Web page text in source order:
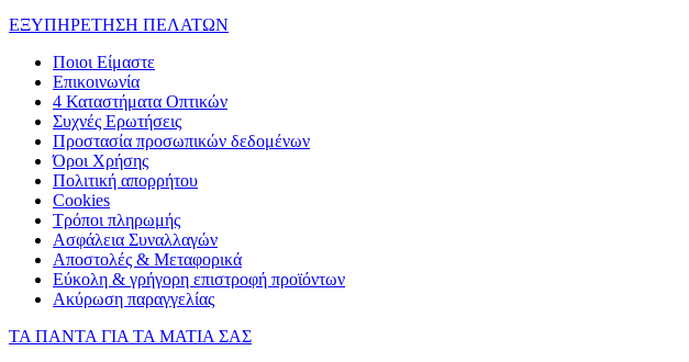
ΕΞΥΠΗΡΕΤΗΣΗ ΠΕΛΑΤΩΝ
Ποιοι Είμαστε
Επικοινωνία
4 Καταστήματα Οπτικών
Συχνές Ερωτήσεις
Προστασία προσωπικών δεδομένων
Όροι Χρήσης
Πολιτική απορρήτου
Cookies
Τρόποι πληρωμής
Ασφάλεια Συναλλαγών
Αποστολές & Μεταφορικά
Εύκολη & γρήγορη επιστροφή προϊόντων
Ακύρωση παραγγελίας
ΤΑ ΠΑΝΤΑ ΓΙΑ ΤΑ ΜΑΤΙΑ ΣΑΣ